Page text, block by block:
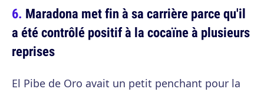
Maradona met fin à sa carrière parce qu'il
a été contrôlé positif à la cocaïne à plusieurs
reprises
El Pibe de Oro avait un petit penchant pour la